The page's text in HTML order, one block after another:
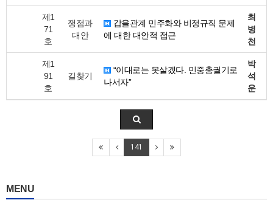
제1
71
호
쟁점과
대안
갑을관계 민주화와 비정규직 문제
에 대한 대안적 접근
최
병
천
제1
91
호
길찾기
“이대로는 못살겠다. 민중총궐기로
나서자”
박
석
운
141
MENU